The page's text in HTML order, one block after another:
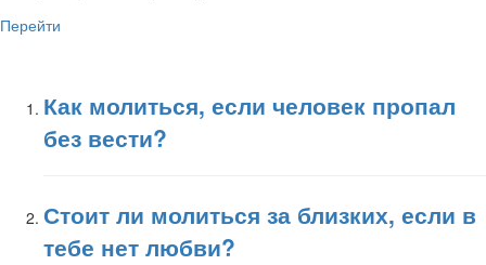
Перейти
Как молиться, если человек пропал
без вести?
Стоит ли молиться за близких, если в
тебе нет любви?